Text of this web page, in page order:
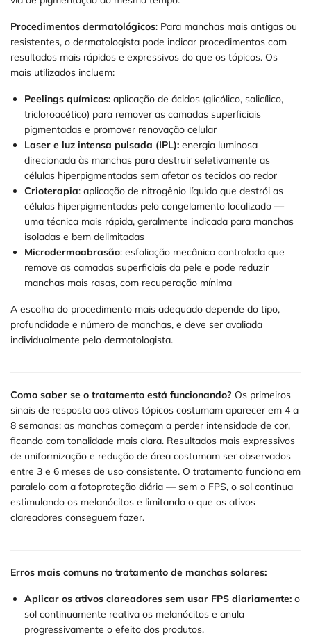
Procedimentos dermatológicos: Para manchas mais antigas ou
resistentes, o dermatologista pode indicar procedimentos com
resultados mais rápidos e expressivos do que os tópicos. Os
mais utilizados incluem:
Peelings químicos: aplicação de ácidos (glicólico, salicílico,
tricloroacético) para remover as camadas superficiais
pigmentadas e promover renovação celular
Laser e luz intensa pulsada (IPL): energia luminosa
direcionada às manchas para destruir seletivamente as
células hiperpigmentadas sem afetar os tecidos ao redor
Crioterapia: aplicação de nitrogênio líquido que destrói as
células hiperpigmentadas pelo congelamento localizado —
uma técnica mais rápida, geralmente indicada para manchas
isoladas e bem delimitadas
Microdermoabrasão: esfoliação mecânica controlada que
remove as camadas superficiais da pele e pode reduzir
manchas mais rasas, com recuperação mínima
A escolha do procedimento mais adequado depende do tipo,
profundidade e número de manchas, e deve ser avaliada
individualmente pelo dermatologista.
Como saber se o tratamento está funcionando? Os primeiros
sinais de resposta aos ativos tópicos costumam aparecer em 4 a
8 semanas: as manchas começam a perder intensidade de cor,
ficando com tonalidade mais clara. Resultados mais expressivos
de uniformização e redução de área costumam ser observados
entre 3 e 6 meses de uso consistente. O tratamento funciona em
paralelo com a fotoproteção diária — sem o FPS, o sol continua
estimulando os melanócitos e limitando o que os ativos
clareadores conseguem fazer.
Erros mais comuns no tratamento de manchas solares:
Aplicar os ativos clareadores sem usar FPS diariamente: o
sol continuamente reativa os melanócitos e anula
progressivamente o efeito dos produtos.